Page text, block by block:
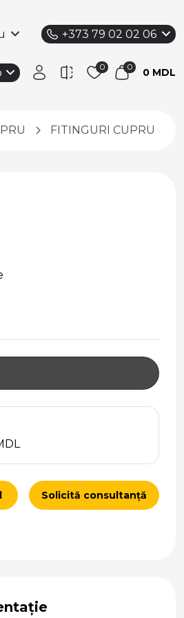
+373 79 02 02 06
0 MDL
FITINGURI CUPRU
Solicită consultanță